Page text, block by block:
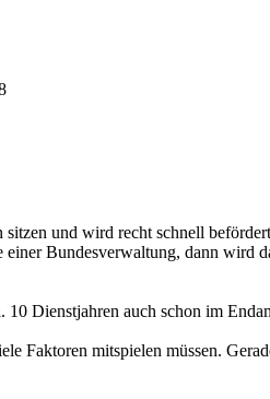
sitzen und wird recht schnell
einer Bundesverwaltung, dann wird
Dienstjahren auch schon im
Faktoren mitspielen müssen.